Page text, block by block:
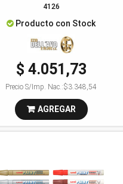
4126
Producto con Stock
$ 4.051,73
Precio S/Imp. Nac.:$3.348,54
AGREGAR